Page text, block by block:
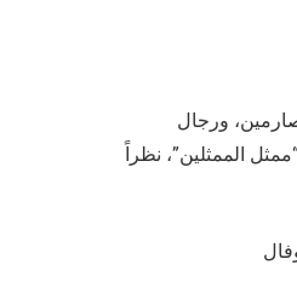
ورجال
الممثلين”، نظراً